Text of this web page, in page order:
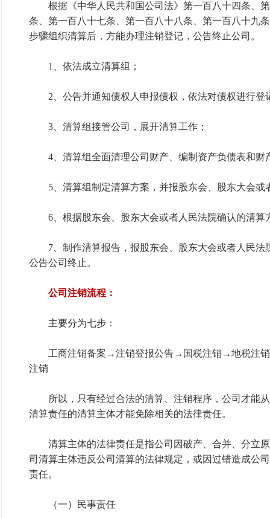
根据《中华人民共和国公司法》第一百八十四条、第
条、第一百八十七条、第一百八十八条、第一百八十九
步骤组织清算后，方能办理注销登记，公告终止公司。
1、依法成立清算组；
2、公告并通知债权人申报债权，依法对债权进行登
3、清算组接管公司，展开清算工作；
4、清算组全面清理公司财产、编制资产负债表和财
5、清算组制定清算方案，并报股东会、股东大会或
6、根据股东会、股东大会或者人民法院确认的清算
7、制作清算报告，报股东会、股东大会或者人民法
公告公司终止。
公司注销流程：
主要分为七步：
工商注销备案→注销登报公告→国税注销→地税注
注销
所以，只有经过合法的清算、注销程序，公司才能从
清算责任的清算主体才能免除相关的法律责任。
清算主体的法律责任是指公司因破产、合并、分立原
司清算主体违反公司清算的法律规定，或因过错造成公
责任。
（一）民事责任